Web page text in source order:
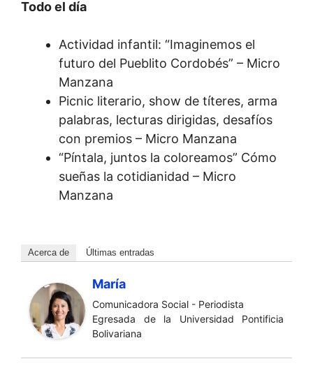
Todo el día
Actividad infantil: “Imaginemos el
futuro del Pueblito Cordobés” – Micro
Manzana
Picnic literario, show de títeres, arma
palabras, lecturas dirigidas, desafíos
con premios – Micro Manzana
“Píntala, juntos la coloreamos” Cómo
sueñas la cotidianidad – Micro
Manzana
Acerca de Últimas entradas
María
Comunicadora Social - Periodista
Egresada de la Universidad Pontificia
Bolivariana